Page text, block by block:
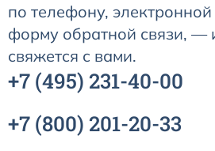
по телефону,
форму обратной связи,
свяжется с вами.
+7 (495) 231-40-00
+7 (800) 201-20-33